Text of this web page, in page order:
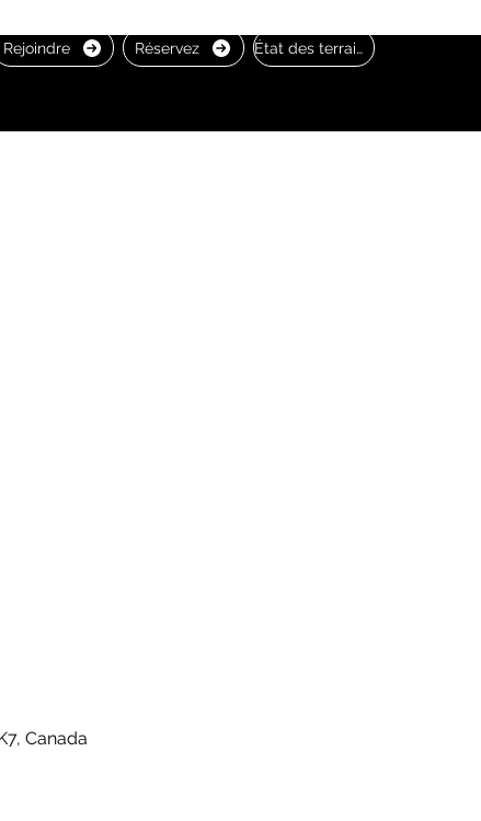
Rejoindre Réservez État des terrains
Canada